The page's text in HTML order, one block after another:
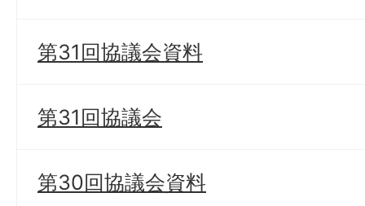
第31回協議会資料
第31回協議会
第30回協議会資料